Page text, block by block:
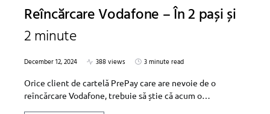
Reîncărcare Vodafone – În 2 pași și
2 minute
December 12, 2024 388 views
3 minute read
Orice client de cartelă PrePay care are nevoie de o
reîncărcare Vodafone, trebuie să știe că acum o…